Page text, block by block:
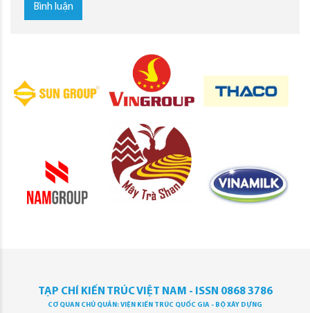
Bình luận
TẠP CHÍ KIẾN TRÚC VIỆT NAM - ISSN 0868 3786
CƠ QUAN CHỦ QUẢN: VIỆN KIẾN TRÚC QUỐC GIA - BỘ XÂY DỰNG